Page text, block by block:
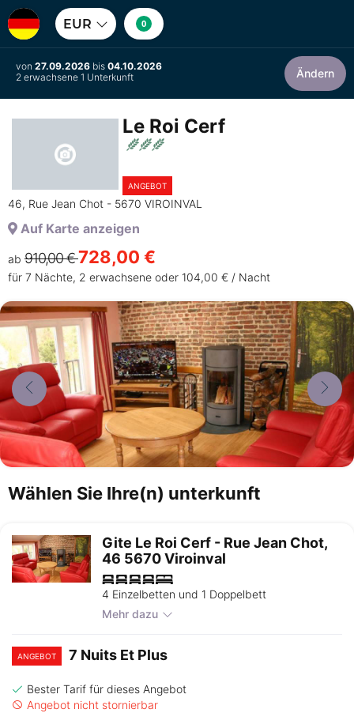
EUR 0
von 27.09.2026 bis 04.10.2026
2 erwachsene 1 Unterkunft
Ändern
Le Roi Cerf
ANGEBOT
46, Rue Jean Chot - 5670 VIROINVAL
Auf Karte anzeigen
ab 910,00 €728,00 €
für 7 Nächte, 2 erwachsene oder 104,00 € / Nacht
Wählen Sie Ihre(n) unterkunft
Gite Le Roi Cerf - Rue Jean Chot,
46 5670 Viroinval
4 Einzelbetten und 1 Doppelbett
Mehr dazu
ANGEBOT 7 Nuits Et Plus
Bester Tarif für dieses Angebot
Angebot nicht stornierbar